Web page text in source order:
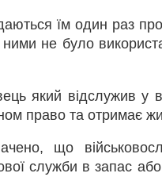
їм один раз
не було
який відслужив у
право та отримає
що
служби в запас